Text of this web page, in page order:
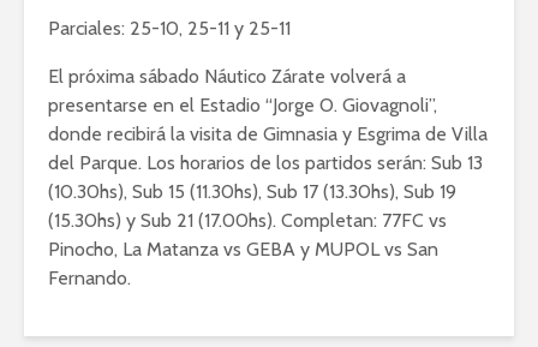
Parciales: 25-10, 25-11 y 25-11
El próxima sábado Náutico Zárate volverá a
presentarse en el Estadio “Jorge O. Giovagnoli”,
donde recibirá la visita de Gimnasia y Esgrima de Villa
del Parque. Los horarios de los partidos serán: Sub 13
(10.30hs), Sub 15 (11.30hs), Sub 17 (13.30hs), Sub 19
(15.30hs) y Sub 21 (17.00hs). Completan: 77FC vs
Pinocho, La Matanza vs GEBA y MUPOL vs San
Fernando.